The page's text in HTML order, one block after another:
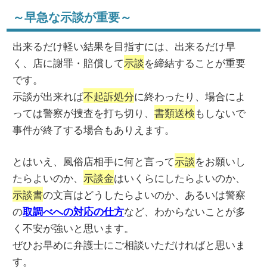
～早急な示談が重要～
出来るだけ軽い結果を目指すには、出来るだけ早
く、店に謝罪・賠償して示談を締結することが重要
です。
示談が出来れば不起訴処分に終わったり、場合によ
っては警察が捜査を打ち切り、書類送検もしないで
事件が終了する場合もありえます。
とはいえ、風俗店相手に何と言って示談をお願いし
たらよいのか、示談金はいくらにしたらよいのか、
示談書の文言はどうしたらよいのか、あるいは警察
の取調べへの対応の仕方など、わからないことが多
く不安が強いと思います。
ぜひお早めに弁護士にご相談いただければと思いま
す。